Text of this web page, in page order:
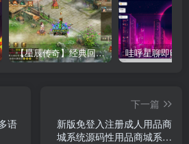
【星辰传奇】经典回合制手游+安卓端+GM工具+详细搭建教程
语
下一篇
新版免登入注册成人用品商
城系统源码性用品商城系统